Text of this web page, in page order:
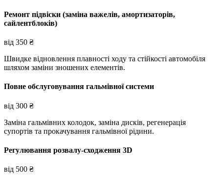
Ремонт підвіски (заміна важелів, амортизаторів,
сайлентблоків)
від 350 ₴
Швидке відновлення плавності ходу та стійкості автомобіля
шляхом заміни зношених елементів.
Повне обслуговування гальмівної системи
від 300 ₴
Заміна гальмівних колодок, заміна дисків, регенерація
супортів та прокачування гальмівної рідини.
Регулювання розвалу-сходження 3D
від 500 ₴